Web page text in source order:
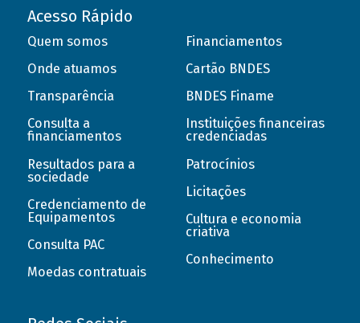
Acesso Rápido
Quem somos
Onde atuamos
Transparência
Consulta a
financiamentos
Resultados para a
sociedade
Credenciamento de
Equipamentos
Consulta PAC
Moedas contratuais
Financiamentos
Cartão BNDES
BNDES Finame
Instituições financeiras
credenciadas
Patrocínios
Licitações
Cultura e economia
criativa
Conhecimento